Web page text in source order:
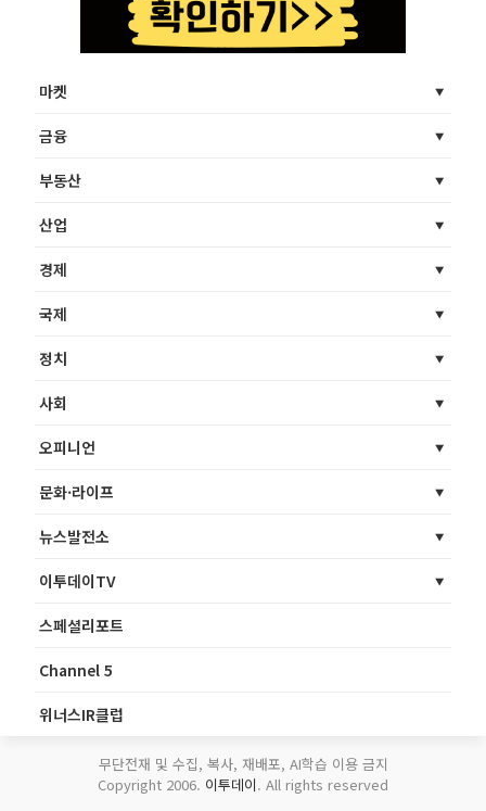
마켓
금융
부동산
산업
경제
국제
정치
사회
오피니언
문화·라이프
뉴스발전소
이투데이TV
스페셜리포트
Channel 5
위너스IR클럽
무단전재 및 수집, 복사, 재배포, AI학습 이용 금지
Copyright 2006. 이투데이. All rights reserved